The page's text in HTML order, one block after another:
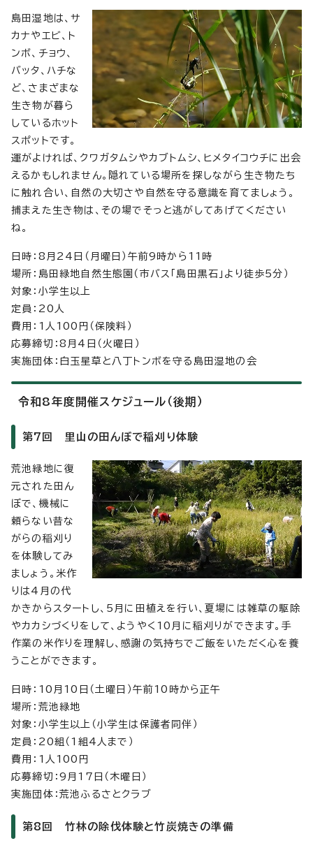
島田湿地は、サ
カナやエビ、ト
ンボ、チョウ、
バッタ、ハチな
ど、さまざまな
生き物が暮ら
しているホット
スポットです。
運がよければ、クワガタムシやカブトムシ、ヒメタイコウチに出会
えるかもしれません。隠れている場所を探しながら生き物たち
に触れ合い、自然の大切さや自然を守る意識を育てましょう。
捕まえた生き物は、その場でそっと逃がしてあげてください
ね。
日時：8月24日（月曜日）午前9時から11時
場所：島田緑地自然生態園（市バス「島田黒石」より徒歩5分）
対象：小学生以上
定員：20人
費用：1人100円（保険料）
応募締切：8月4日（火曜日）
実施団体：白玉星草と八丁トンボを守る島田湿地の会
令和8年度開催スケジュール（後期）
第7回 里山の田んぼで稲刈り体験
荒池緑地に復
元された田ん
ぼで、機械に
頼らない昔な
がらの稲刈り
を体験してみ
ましょう。米作
りは4月の代
かきからスタートし、5月に田植えを行い、夏場には雑草の駆除
やカカシづくりをして、ようやく10月に稲刈りができます。手
作業の米作りを理解し、感謝の気持ちでご飯をいただく心を養
うことができます。
日時：10月10日（土曜日）午前10時から正午
場所：荒池緑地
対象：小学生以上（小学生は保護者同伴）
定員：20組（1組4人まで）
費用：1人100円
応募締切：9月17日（木曜日）
実施団体：荒池ふるさとクラブ
第8回 竹林の除伐体験と竹炭焼きの準備